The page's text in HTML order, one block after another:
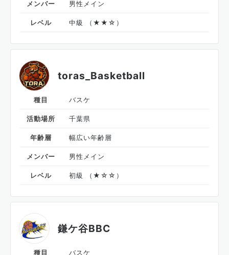
メンバー 男性メイン
レベル 中級 （★★☆）
toras_Basketball
種目 バスケ
活動場所 千葉県
年齢層 幅広い年齢層
メンバー 男性メイン
レベル 初級 （★☆☆）
鎌ケ谷BBC
種目 バスケ